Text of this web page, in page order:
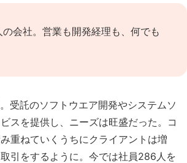
の会社。営業も開発経理も、何でも
受託のソフトウエア開発やシステムソ
スを提供し、ニーズは旺盛だった。コ
重ねていくうちにクライアントは増
引をするように。今では社員286人を